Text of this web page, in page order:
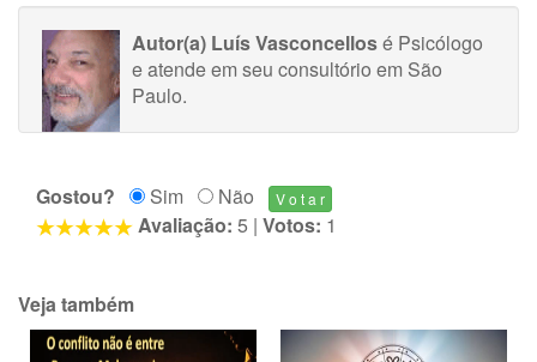
Autor(a) Luís Vasconcellosé Psicólogo
e atende em seu consultório em São
Paulo.
Gostou? Sim
Não
Avaliação: 5 | Votos: 1
Veja também